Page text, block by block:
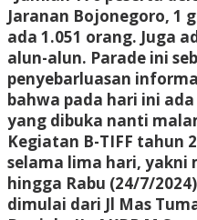
Jaranan Bojonegoro, 1
ada 1.051 orang. Juga
alun-alun. Parade ini
penyebarluasan
bahwa pada hari ini
yang dibuka nanti
Kegiatan B-TIFF tahun
selama lima hari, yakni
hingga Rabu (24/7/
dimulai dari Jl Mas